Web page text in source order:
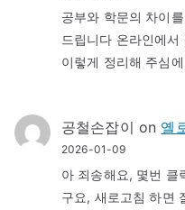
공부와 학문의 차이
드립니다 온라인에
이렇게 정리해 주심
공철손잡이 on 옐
2026-01-09
아 죄송해요, 몇번
구요, 새로고침 하면